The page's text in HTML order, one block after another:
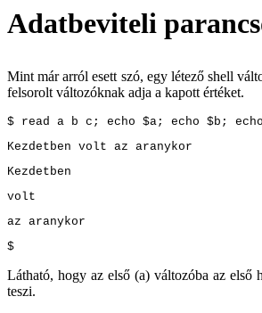
Adatbeviteli
Mint már arról esett szó, egy létező shell
felsorolt változóknak adja a kapott értéket.
$ read a b c; echo $a; echo $b;
Kezdetben volt az aranykor
Kezdetben
volt
az aranykor
$
Látható, hogy az első (a) változóba az első
teszi.